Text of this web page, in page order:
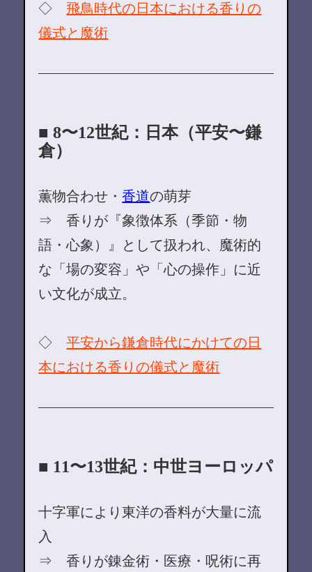
◇ 飛鳥時代の日本における香りの
儀式と魔術
■ 8〜12世紀：日本（平安〜鎌
倉）
薫物合わせ・香道の萌芽
⇒ 香りが『象徴体系（季節・物
語・心象）』として扱われ、魔術的
な「場の変容」や「心の操作」に近
い文化が成立。
◇平安から鎌倉時代にかけての日
本における香りの儀式と魔術
■ 11〜13世紀：中世ヨーロッパ
十字軍により東洋の香料が大量に流
入
⇒ 香りが錬金術・医療・呪術に再